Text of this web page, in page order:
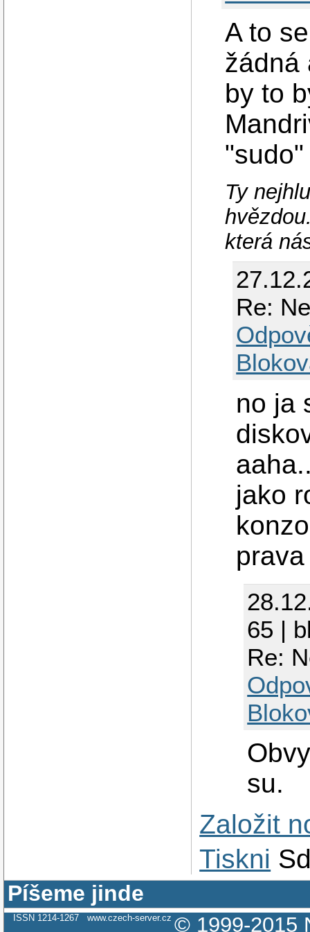
A to
žádná
by to
Ty
která
Re:
no ja
jako
65 |
Re:
su.
Založit
Tiskni
Píšeme jinde
ISSN 1214-1267 www.czech-server.cz © 1999-2015